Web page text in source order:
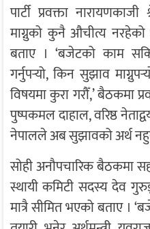
पार्टी प्रवक्ता
माग्नुको कुनै औचीत्य
बताए । ‘बजेटको काम
गर्नुपर्‍यो, किन सुझाव
विषयमा कुरा गरौँ,’ बैठकमा
पुष्पकमल दाहाल, वरिष्ठ
नेपालले अब सुझावको अर्थ
सोही अनौपचारिक बैठकमा
स्थायी कमिटी सदस्य देव
मात्रै सीमित भएको बताए ।